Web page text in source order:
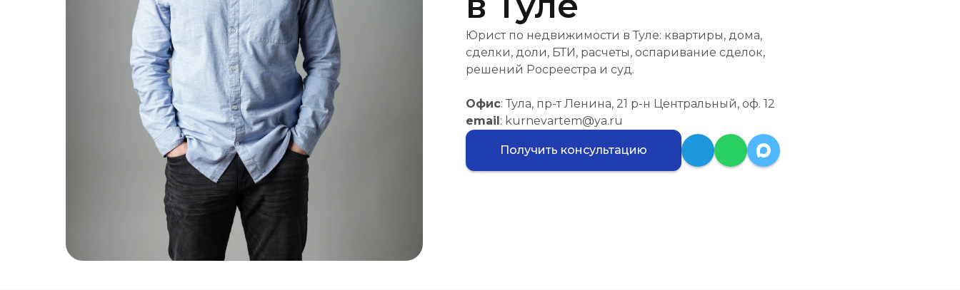
Юрист по недвижимости в Туле: квартиры, дома,
сделки, доли, БТИ, расчеты, оспаривание сделок,
решений Росреестра и суд.
Офис: Тула, пр-т Ленина, 21 р-н Центральный, оф. 12
email: kurnevartem@ya.ru
Получить консультацию